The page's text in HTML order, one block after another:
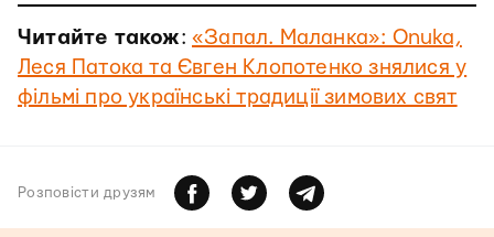
Читайте також:«Запал. Маланка»: Onuka,
Леся Патока та Євген Клопотенко знялися у
фільмі про українські традиції зимових свят
Розповiсти друзям